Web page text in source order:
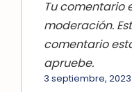
Tu comentario
moderación.
comentario
apruebe.
3 septiembre, 2023